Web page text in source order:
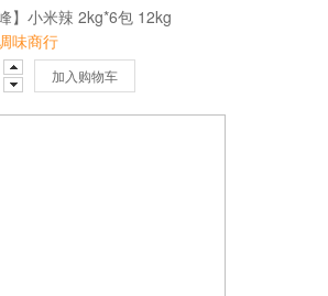
峰】小米辣 2kg*6包 12kg
味商行
加入购物车